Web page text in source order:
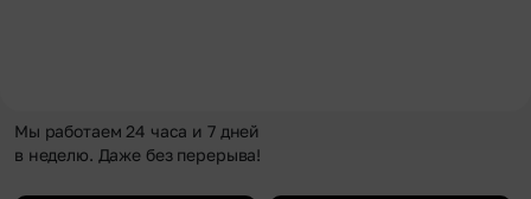
Мы работаем 24 часа и 7 дней
в неделю. Даже без перерыва!